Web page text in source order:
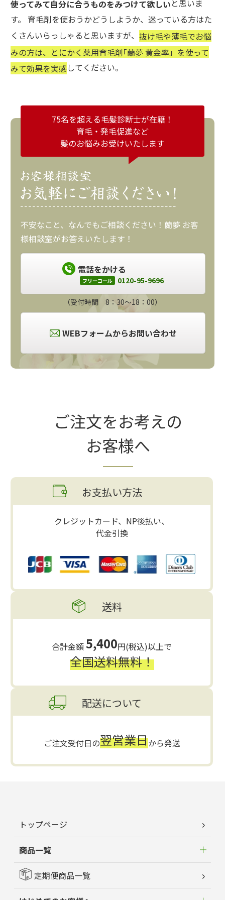
使ってみて自分に合うものをみつけて欲しいと思いま
す。 育毛剤を使おうかどうしようか、迷っている方はた
くさんいらっしゃると思いますが、 抜け毛や薄毛でお悩
みの方は、とにかく薬用育毛剤｢蘭夢 黄金率」を使って
みて効果を実感してください。
75名を超える毛髪診断士が在籍！
育毛・発毛促進など
髪のお悩みお受けいたします
不安なこと、なんでもご相談ください！蘭夢 お客
様相談室がお答えいたします！
電話をかける
フリーコール 0120-95-9696
（受付時間 8：30～18：00）
WEBフォームからお問い合わせ
ご注文をお考えの
お客様へ
お支払い方法
クレジットカード、NP後払い、
代金引換
送料
合計金額5,400円(税込)以上で
全国送料無料！
配送について
ご注文受付日の翌営業日から発送
トップページ
商品一覧
定期便商品一覧